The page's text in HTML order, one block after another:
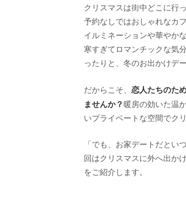
クリスマスは街中どこに行
予約なしではおしゃれなカ
イルミネーションや華やか
寒すぎてロマンチックな気
ったりと、冬のお出かけデ
だからこそ、 恋人たちのた
ませんか？ 暖房の効いた温
いプライベートな空間でク
「でも、お家デートだと
回はクリスマスに外へ出か
をご紹介します。